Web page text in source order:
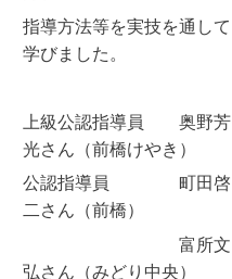
指導方法等を実技を通して
学びました。
上級公認指導員 奥野芳
光さん（前橋けやき）
公認指導員 町田啓
二さん（前橋）
富所文
弘さん（みどり中央）